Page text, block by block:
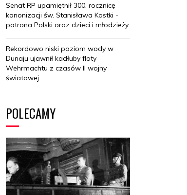
Senat RP upamiętnił 300. rocznicę
kanonizacji św. Stanisława Kostki -
patrona Polski oraz dzieci i młodzieży
Rekordowo niski poziom wody w
Dunaju ujawnił kadłuby floty
Wehrmachtu z czasów II wojny
światowej
POLECAMY